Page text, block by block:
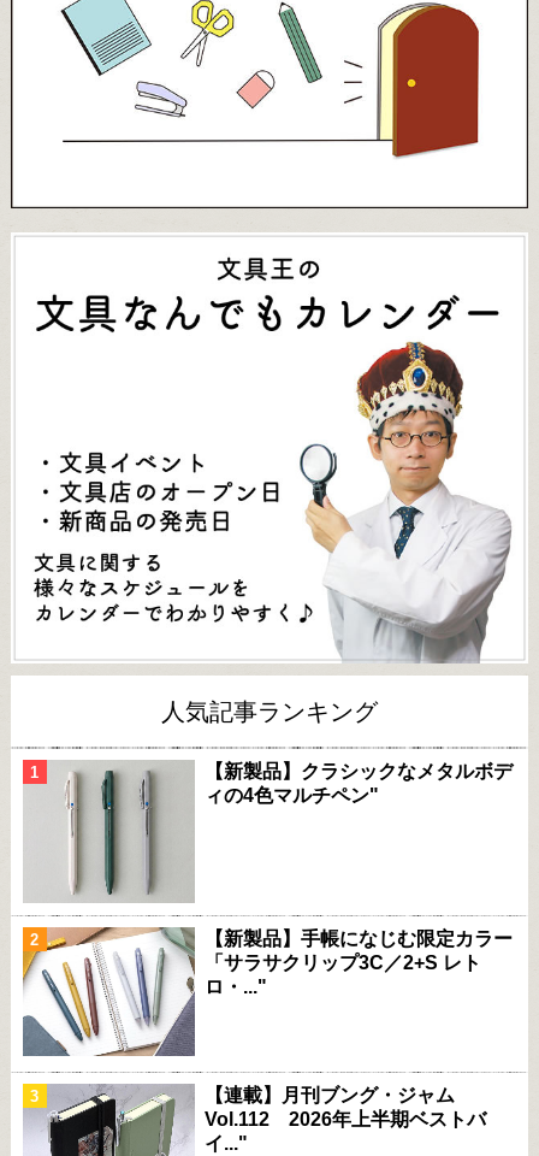
人気記事ランキング
【新製品】クラシックなメタルボデ
ィの4色マルチペン"
【新製品】手帳になじむ限定カラー
「サラサクリップ3C／2+S レト
ロ・..."
【連載】月刊ブング・ジャム
Vol.112 2026年上半期ベストバ
イ..."